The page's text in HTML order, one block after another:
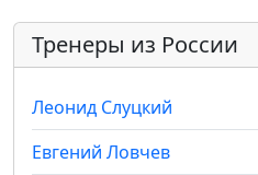
Тренеры из России
Леонид Слуцкий
Евгений Ловчев